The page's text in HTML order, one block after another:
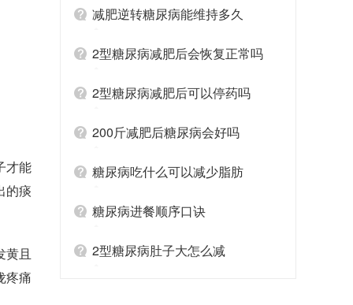
才能
的痰
且
疼痛
白），搭配燕麦粥（高纤维碳水化合
（补充维生素与膳食纤维）。燕麦富含
糖平稳上升；无糖豆浆能提供蛋白质，
与矿物质，且热量较低。这样的早餐既
控制血糖与体重，同时避免因饥饿引发
用。 不懂得正确的饮食方案是糖尿病的
指导，可以在控糖减肥路上事半功倍。
减肥逆转糖尿病能维持多久
2型糖尿病减肥后会恢复正常吗
2型糖尿病减肥后可以停药吗
200斤减肥后糖尿病会好吗
糖尿病吃什么可以减少脂肪
糖尿病进餐顺序口诀
2型糖尿病肚子大怎么减